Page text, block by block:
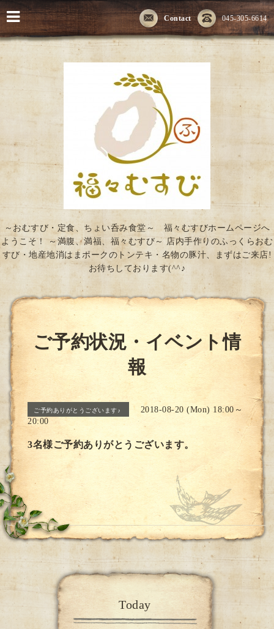
045-305-6614
Contact
～おむすび・定食、ちょい呑み食堂～ 福々むすびホームページへ
ようこそ！ ～満腹、満福、福々むすび～ 店内手作りのふっくらおむ
すび・地産地消はまポークのトンテキ・名物の豚汁、まずはご来店!
お待ちしております(^^♪
ご予約状況・イベント情
報
ご予約ありがとうございます♪
2018-08-20 (Mon) 18:00～
20:00
3名様ご予約ありがとうございます。
Today